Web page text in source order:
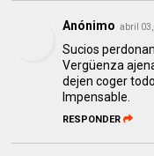
Anónimo abril
Sucios
Vergüenza
dejen coger
Impensable.
RESPONDER